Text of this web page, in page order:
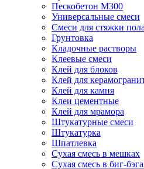
Пескобетон М300
Универсальные смеси
Смеси для стяжки пола
Грунтовка
Кладочные растворы
Клеевые смеси
Клей для блоков
Клей для
Клей для камня
Клеи цементные
Клей для мрамора
Штукатурные смеси
Штукатурка
Шпатлевка
Сухая смесь в мешках
Сухая смесь в биг-